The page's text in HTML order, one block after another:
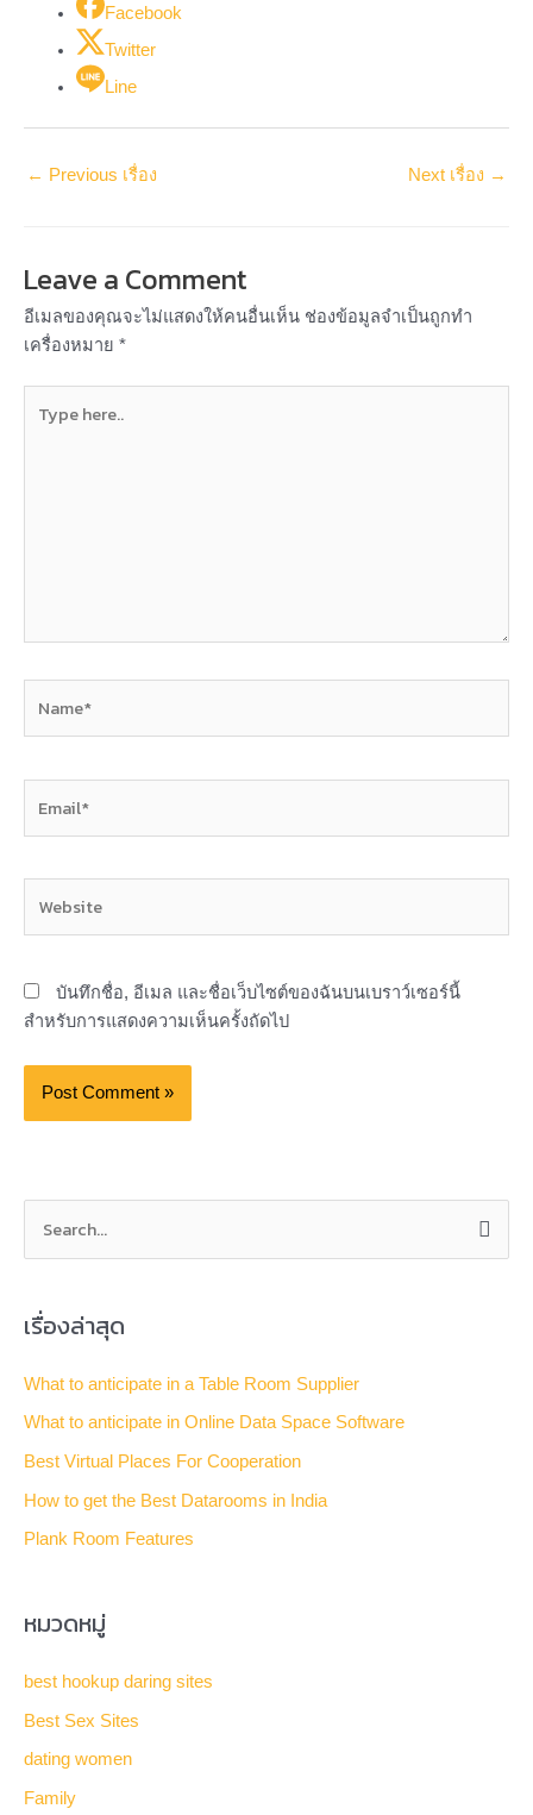
Facebook
Twitter
Line
← Previous เรื่อง Next เรื่อง →
Leave a Comment
อีเมลของคุณจะไม่แสดงให้คนอื่นเห็น ช่องข้อมูลจำเป็นถูกทำ
เครื่องหมาย *
here..
บันทึกชื่อ, อีเมล และชื่อเว็บไซต์ของฉันบนเบราว์เซอร์นี้
สำหรับการแสดงความเห็นครั้งถัดไป
r
c
r
:
เรื่องล่าสุด
What to anticipate in a Table Room Supplier
What to anticipate in Online Data Space Software
Best Virtual Places For Cooperation
How to get the Best Datarooms in India
Plank Room Features
หมวดหมู่
best hookup daring sites
Best Sex Sites
dating women
Family